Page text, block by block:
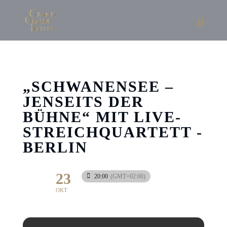
„SCHWANENSEE –
JENSEITS DER
BÜHNE“ MIT LIVE-
STREICHQUARTETT -
BERLIN
23
OKT
20:00 (GMT+02:00)